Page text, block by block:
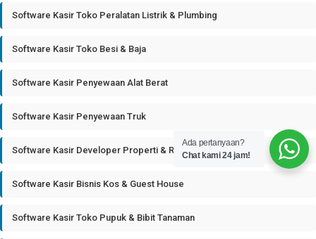
Software Kasir Toko Peralatan Listrik & Plumbing
Software Kasir Toko Besi & Baja
Software Kasir Penyewaan Alat Berat
Software Kasir Penyewaan Truk
Software Kasir Developer Properti & Real Estate
Software Kasir Bisnis Kos & Guest House
Software Kasir Toko Pupuk & Bibit Tanaman
Ada pertanyaan?
Chat kami 24 jam!